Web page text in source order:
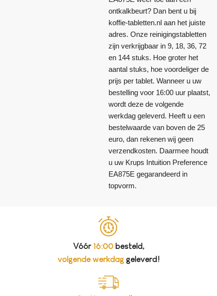
ontkalkbeurt? Dan bent u bij
koffie-tabletten.nl aan het juiste
adres. Onze reinigingstabletten
zijn verkrijgbaar in 9, 18, 36, 72
en 144 stuks. Hoe groter het
aantal stuks, hoe voordeliger de
prijs per tablet. Wanneer u uw
bestelling voor 16:00 uur plaatst,
wordt deze de volgende
werkdag geleverd. Heeft u een
bestelwaarde van boven de 25
euro, dan rekenen wij geen
verzendkosten. Daarmee houdt
u uw Krups Intuition Preference
EA875E gegarandeerd in
topvorm.
Vóór 16:00besteld,
volgende werkdaggeleverd!